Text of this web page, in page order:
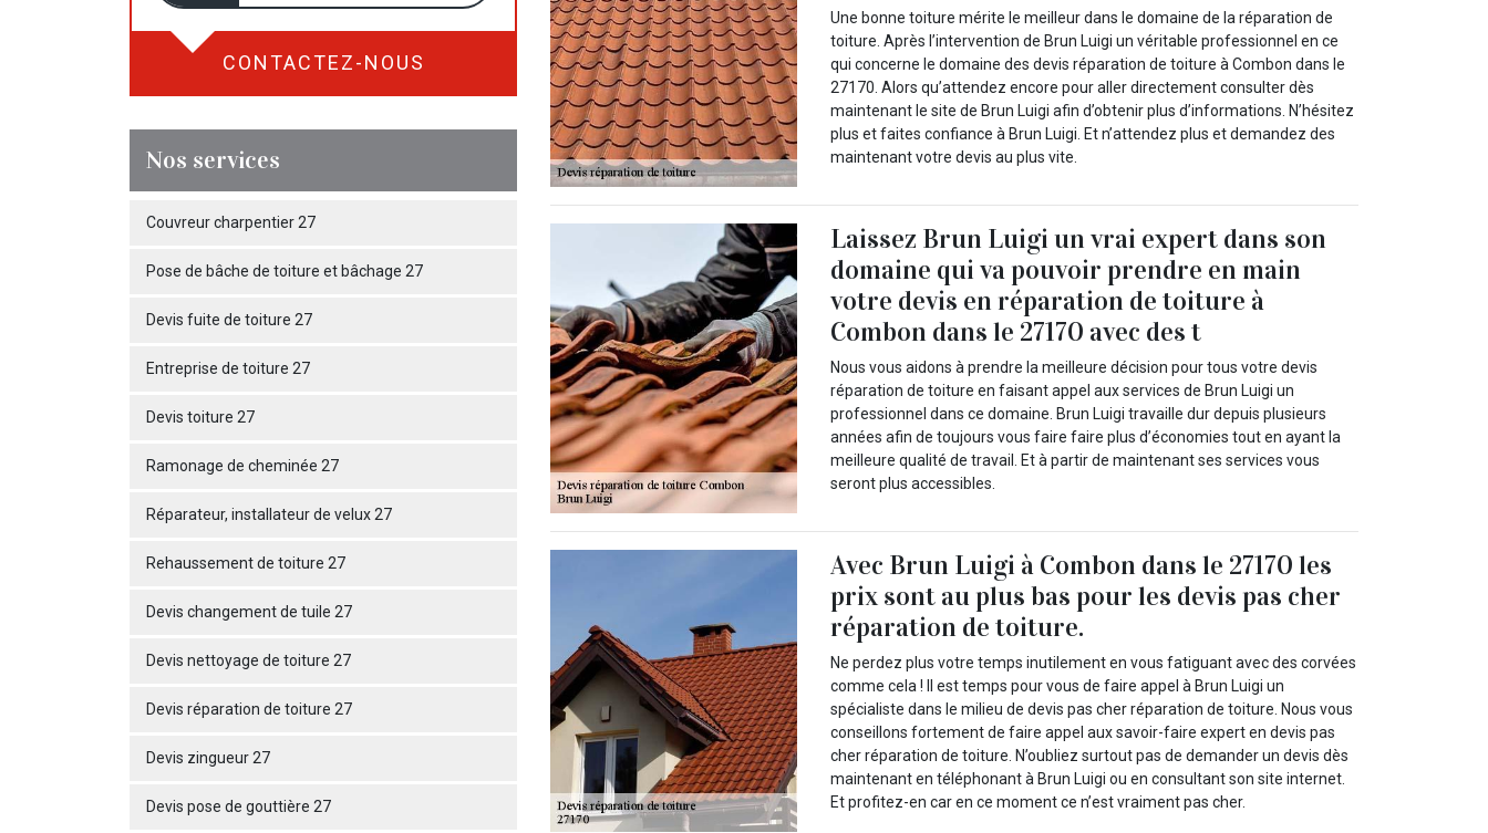
CONTACTEZ-NOUS
Nos services
Couvreur charpentier 27
Pose de bâche de toiture et bâchage 27
Devis fuite de toiture 27
Entreprise de toiture 27
Devis toiture 27
Ramonage de cheminée 27
Réparateur, installateur de velux 27
Rehaussement de toiture 27
Devis changement de tuile 27
Devis nettoyage de toiture 27
Devis réparation de toiture 27
Devis zingueur 27
Devis pose de gouttière 27
Une bonne toiture mérite le meilleur dans le domaine de la réparation de
toiture. Après l’intervention de Brun Luigi un véritable professionnel en ce
qui concerne le domaine des devis réparation de toiture à Combon dans le
27170. Alors qu’attendez encore pour aller directement consulter dès
maintenant le site de Brun Luigi afin d’obtenir plus d’informations. N’hésitez
plus et faites confiance à Brun Luigi. Et n’attendez plus et demandez des
maintenant votre devis au plus vite.
Laissez Brun Luigi un vrai expert dans son
domaine qui va pouvoir prendre en main
votre devis en réparation de toiture à
Combon dans le 27170 avec des t
Nous vous aidons à prendre la meilleure décision pour tous votre devis
réparation de toiture en faisant appel aux services de Brun Luigi un
professionnel dans ce domaine. Brun Luigi travaille dur depuis plusieurs
années afin de toujours vous faire faire plus d’économies tout en ayant la
meilleure qualité de travail. Et à partir de maintenant ses services vous
seront plus accessibles.
Avec Brun Luigi à Combon dans le 27170 les
prix sont au plus bas pour les devis pas cher
réparation de toiture.
Ne perdez plus votre temps inutilement en vous fatiguant avec des corvées
comme cela ! Il est temps pour vous de faire appel à Brun Luigi un
spécialiste dans le milieu de devis pas cher réparation de toiture. Nous vous
conseillons fortement de faire appel aux savoir-faire expert en devis pas
cher réparation de toiture. N’oubliez surtout pas de demander un devis dès
maintenant en téléphonant à Brun Luigi ou en consultant son site internet.
Et profitez-en car en ce moment ce n’est vraiment pas cher.